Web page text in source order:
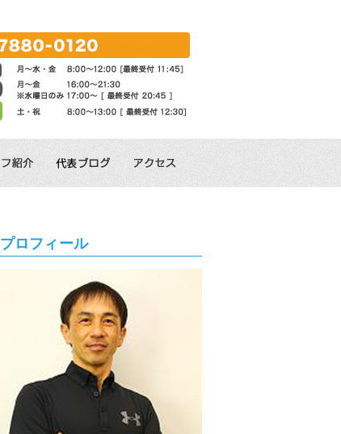
プロフィール